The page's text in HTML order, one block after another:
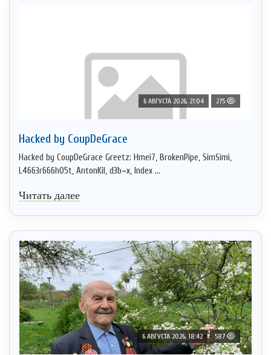
6 АВГУСТА 2026, 21:04 275
Hacked by CoupDeGrace
Hacked by CoupDeGrace Greetz: Hmei7, BrokenPipe, SimSimi,
L4663r666h05t, AntonKil, d3b~x, Index ...
Читать далее
6 АВГУСТА 2026, 18:42 587